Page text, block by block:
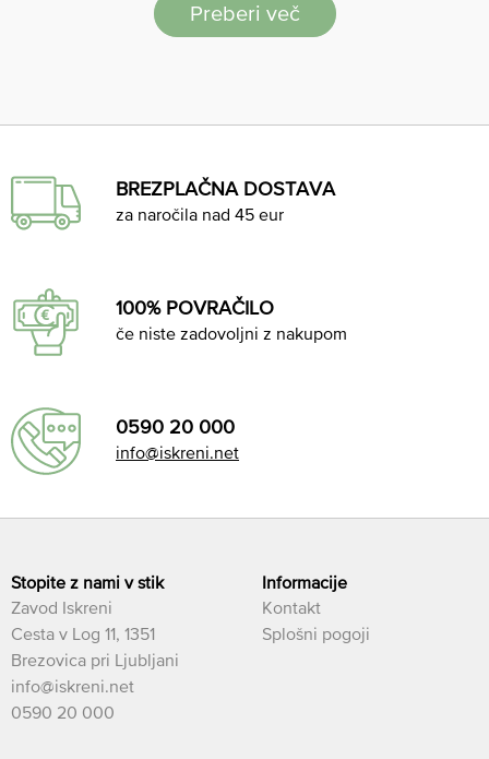
Preberi več
BREZPLAČNA DOSTAVA
za naročila nad 45 eur
100% POVRAČILO
če niste zadovoljni z nakupom
0590 20 000
info@iskreni.net
Stopite z nami v stik
Zavod Iskreni
Cesta v Log 11, 1351
Brezovica pri Ljubljani
info@iskreni.net
0590 20 000
Informacije
Kontakt
Splošni pogoji